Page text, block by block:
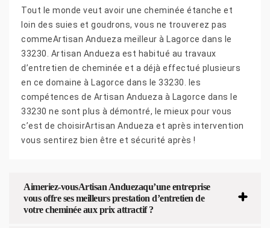
Tout le monde veut avoir une cheminée étanche et
loin des suies et goudrons, vous ne trouverez pas
commeArtisan Andueza meilleur à Lagorce dans le
33230. Artisan Andueza est habitué au travaux
d’entretien de cheminée et a déjà effectué plusieurs
en ce domaine à Lagorce dans le 33230. les
compétences de Artisan Andueza à Lagorce dans le
33230 ne sont plus à démontré, le mieux pour vous
c’est de choisirArtisan Andueza et après intervention
vous sentirez bien être et sécurité après !
Aimeriez-vousArtisan Anduezaqu’une entreprise
vous offre ses meilleurs prestation d’entretien de
votre cheminée aux prix attractif ?